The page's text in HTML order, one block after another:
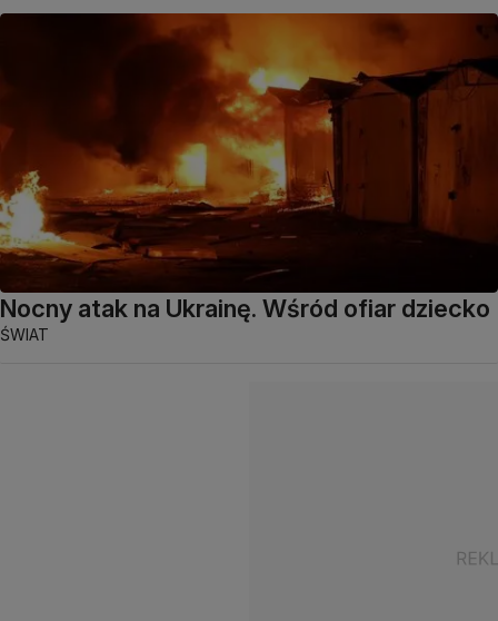
Nocny atak na Ukrainę. Wśród ofiar dziecko
ŚWIAT